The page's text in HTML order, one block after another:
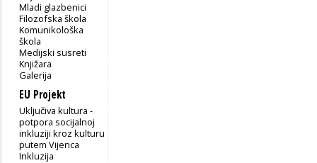
Mladi glazbenici
Filozofska škola
Komunikološka
škola
Medijski susreti
Knjižara
Galerija
EU Projekt
Uključiva kultura -
potpora socijalnoj
inkluziji kroz kulturu
putem Vijenca
Inkluzija